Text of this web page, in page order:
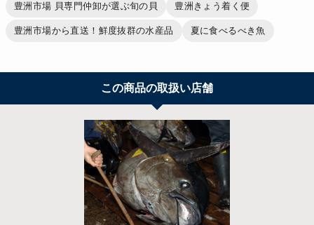
豊洲市場 貝専門仲卸が選ぶ旬の貝 豊洲きょう着く便
豊洲市場から直送！鮮度抜群の水産品 夏に食べるべき魚
この商品の取扱い店舗